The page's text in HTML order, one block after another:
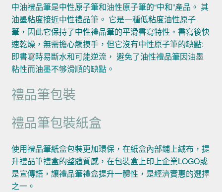
中油禮品筆是中性原子筆和油性原子筆的“中和”產品。 其
油墨粘度接近中性禮品筆。 它是一種低粘度油性原子
筆，因此它保持了中性禮品筆的平滑書寫特性，書寫後快
速乾燥，無需擔心觸摸手，但它沒有中性原子筆的缺點:
即書寫時易斷水和可能逆流， 避免了油性禮品筆因油墨
粘性而油墨不够滑順的缺點。
禮品筆包裝
禮品筆包裝紙盒
使用禮品筆紙盒包裝更加環保，在紙盒內部鋪上絨布，提
升禮品筆禮盒的整體質感，在包裝盒上印上企業LOGO或
是宣傳語，讓禮品筆禮盒提升一體性，是經濟實惠的選擇
之一。